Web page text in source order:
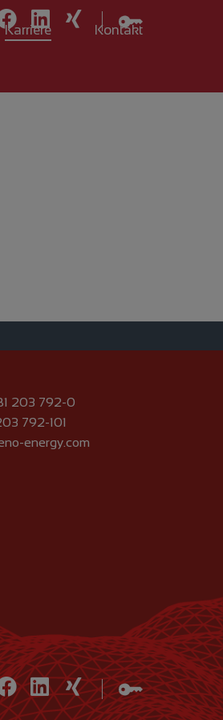
Karriere Kontakt
203 792-0
792-101
energy.com